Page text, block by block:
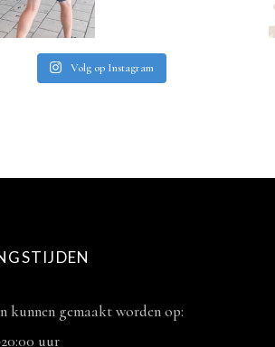
Volg op Instagram
kunnen gemaakt worden op:
uur